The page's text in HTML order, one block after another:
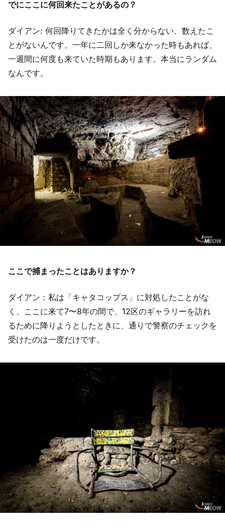
でにここに何回来たことがあるの？
ダイアン: 何回降りてきたかは全く分からない、数えたこ
とがないんです。一年に二回しか来なかった時もあれば、
一週間に何度も来ていた時期もあります。本当にランダム
なんです。
ここで捕まったことはありますか？
ダイアン：私は「キャタコップス」に対処したことがな
く、ここに来て7〜8年の間で、12区のギャラリーを訪れ
るために降りようとしたときに、通りで警察のチェックを
受けたのは一度だけです。